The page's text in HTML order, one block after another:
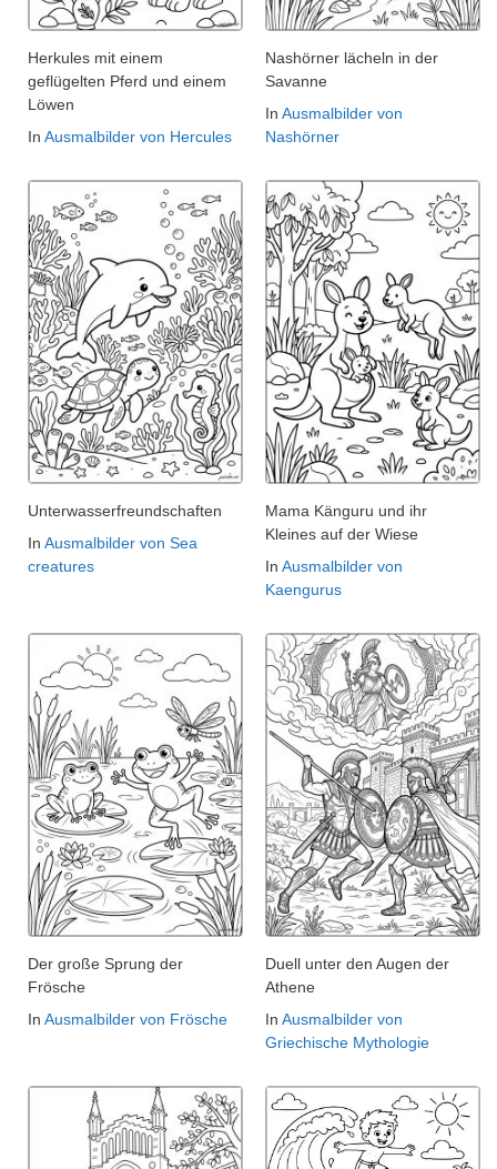
Herkules mit einem
geflügelten Pferd und einem
Löwen
In Ausmalbilder von Hercules
Nashörner lächeln in der
Savanne
In Ausmalbilder von
Nashörner
Unterwasserfreundschaften
In Ausmalbilder von Sea
creatures
Mama Känguru und ihr
Kleines auf der Wiese
In Ausmalbilder von
Kaengurus
Der große Sprung der
Frösche
In Ausmalbilder von Frösche
Duell unter den Augen der
Athene
In Ausmalbilder von
Griechische Mythologie